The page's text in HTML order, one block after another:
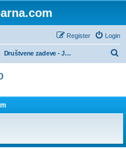
Login
Register
Društvene zadeve - Javno